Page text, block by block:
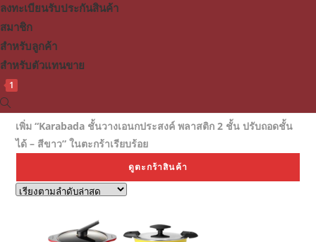
ลงทะเบียนรับประกันสินค้า
สมาชิก
สำหรับลูกค้า
สำหรับตัวแทนขาย
1
Toggle
website
search
เพิ่ม “Karabada ชั้นวางเอนกประสงค์ พลาสติก 2 ชั้น ปรับถอดชั้น
ได้ – สีขาว” ในตะกร้าเรียบร้อย
ดูตะกร้าสินค้า